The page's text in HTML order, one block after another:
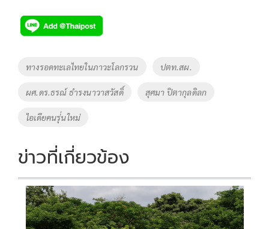
e
b
o
k
tt
er
p
y
Li
k
Tags
ทางรอดทะเลไทยในภาวะโลกรวน ปตท.สผ.
ผศ.ดร.ธรณ์ ธำรงนาวาสวัสดิ์ สุศมา ปิตากุลดิลก
ไอเดียคนรุ่่นใหม่
ข่าวที่เกี่ยวข้อง